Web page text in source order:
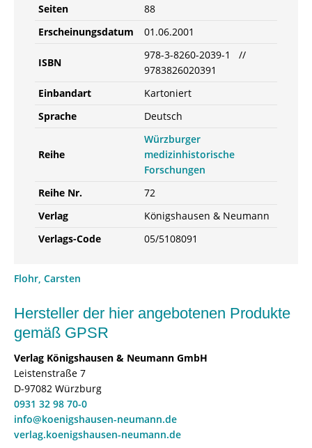
Seiten
88
Erscheinungsdatum
01.06.2001
ISBN
978-3-8260-2039-1 //
9783826020391
Einbandart
Kartoniert
Sprache
Deutsch
Reihe
Würzburger
medizinhistorische
Forschungen
Reihe Nr.
72
Verlag
Königshausen & Neumann
Verlags-Code
05/5108091
Flohr, Carsten
Hersteller der hier angebotenen Produkte
gemäß GPSR
Verlag Königshausen & Neumann GmbH
Leistenstraße 7
D-97082 Würzburg
0931 32 98 70-0
info@koenigshausen-neumann.de
verlag.koenigshausen-neumann.de